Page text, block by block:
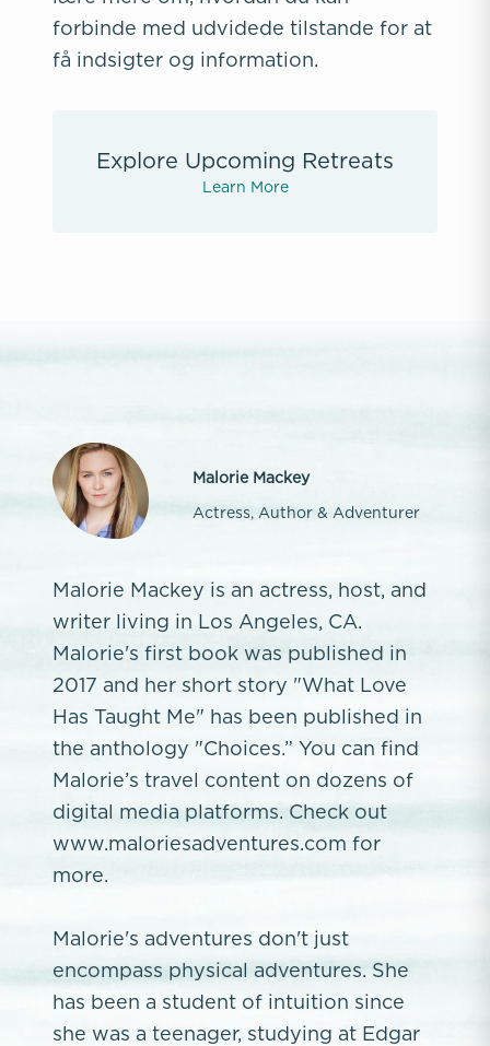
forbinde med udvidede tilstande for at
få indsigter og information.
Explore Upcoming Retreats
Learn More
Malorie Mackey
Actress, Author & Adventurer
Malorie Mackey is an actress, host, and
writer living in Los Angeles, CA.
Malorie's first book was published in
2017 and her short story "What Love
Has Taught Me" has been published in
the anthology "Choices.” You can find
Malorie’s travel content on dozens of
digital media platforms. Check out
www.maloriesadventures.com for
more.
Malorie's adventures don't just
encompass physical adventures. She
has been a student of intuition since
she was a teenager, studying at Edgar